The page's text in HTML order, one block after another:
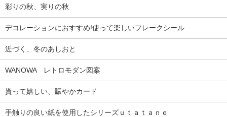
彩りの秋、実りの秋
デコレーションにおすすめ!使って楽しいフレークシール
近づく、冬のあしおと
WANOWA レトロモダン図案
貰って嬉しい、賑やかカード
手触りの良い紙を使用したシリーズｕｔａｔａｎｅ